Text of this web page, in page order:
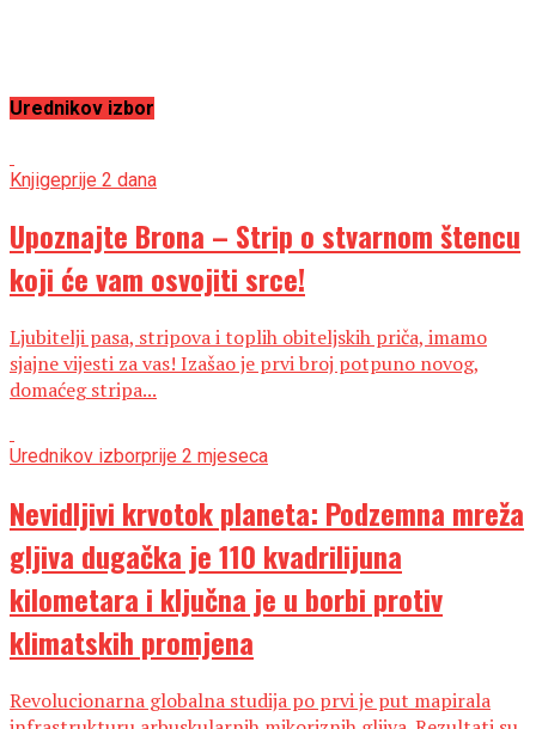
Urednikov izbor
Knjigeprije 2 dana
Upoznajte Brona – Strip o stvarnom štencu
koji će vam osvojiti srce!
Ljubitelji pasa, stripova i toplih obiteljskih priča, imamo
sjajne vijesti za vas! Izašao je prvi broj potpuno novog,
domaćeg stripa...
Urednikov izborprije 2 mjeseca
Nevidljivi krvotok planeta: Podzemna mreža
gljiva dugačka je 110 kvadrilijuna
kilometara i ključna je u borbi protiv
klimatskih promjena
Revolucionarna globalna studija po prvi je put mapirala